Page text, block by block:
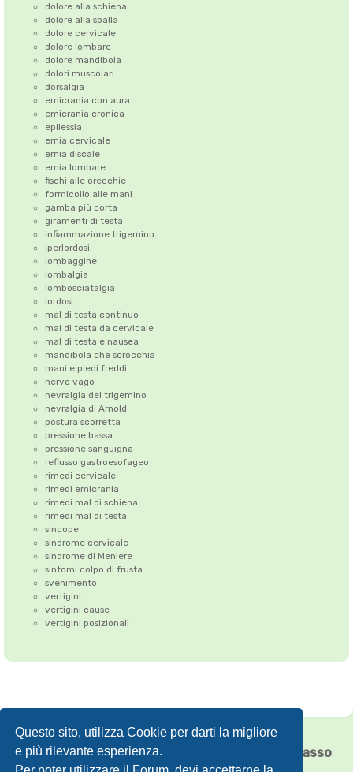
Questo sito, utilizza Cookie per darti la migliore
e più rilevante esperienza.
dolore alla schiena
dolore alla spalla
dolore cervicale
dolore lombare
dolore mandibola
dolori muscolari
dorsalgia
emicrania con aura
emicrania cronica
epilessia
ernia cervicale
ernia discale
ernia lombare
fischi alle orecchie
formicolio alle mani
gamba più corta
giramenti di testa
infiammazione trigemino
iperlordosi
lombaggine
lombalgia
lombosciatalgia
lordosi
mal di testa continuo
mal di testa da cervicale
mal di testa e nausea
mandibola che scrocchia
mani e piedi freddi
nervo vago
nevralgia del trigemino
nevralgia di Arnold
postura scorretta
pressione bassa
pressione sanguigna
reflusso gastroesofageo
rimedi cervicale
rimedi emicrania
rimedi mal di schiena
rimedi mal di testa
sincope
sindrome cervicale
sindrome di Meniere
sintomi colpo di frusta
svenimento
vertigini
vertigini cause
vertigini posizionali
Correzione dell'Atlante• Emicrania
Cefalea tensiva•Vertigini Floating Chiasso